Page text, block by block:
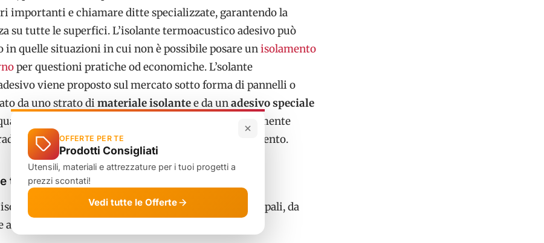
importanti e chiamare ditte specializzate, garantendo la
su tutte le superfici. L’isolante termoacustico adesivo può
in quelle situazioni in cui non è possibile posare unisolamento
per questioni pratiche od economiche. L’solante
viene proposto sul mercato sotto forma di pannelli o
da uno strato di materiale isolantee da unadesivo speciale
tipo di superficie. Questo isolante è assolutamente
di resistere all’acqua, all’umidità e all’invecchiamento.
termico adesivo: pannelli, fogli e rotoli
termico adesivo si trova in tre formati principali, da
alla superficie da coibentare:
OFFERTE PER TE
Prodotti Consigliati
Utensili, materiali e attrezzature per i tuoi progetti a
prezzi scontati!
Vedi tutte le Offerte